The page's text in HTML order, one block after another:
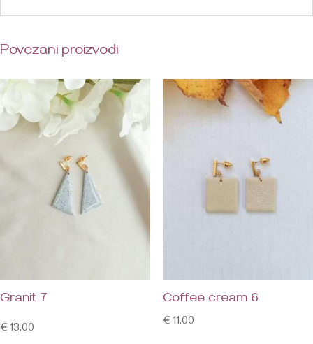
Povezani proizvodi
Granit 7
€ 13,00
Coffee cream 6
€11,00